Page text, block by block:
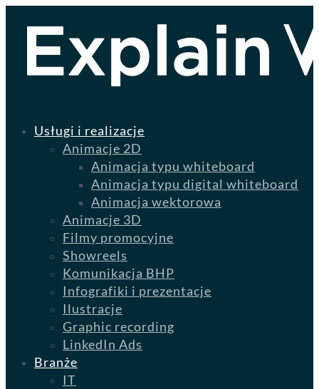
Usługi i realizacje
Animacje 2D
Animacja typu whiteboard
Animacja typu digital whiteboard
Animacja wektorowa
Animacje 3D
Filmy promocyjne
Showreels
Komunikacja BHP
Infografiki i prezentacje
Ilustracje
Graphic recording
LinkedIn Ads
Branże
IT